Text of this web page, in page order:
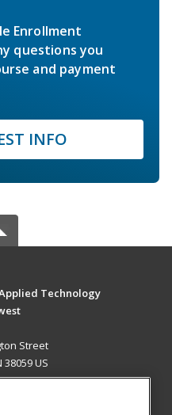
Enrollment
questions you
and payment
INFO
Technology
Street
US